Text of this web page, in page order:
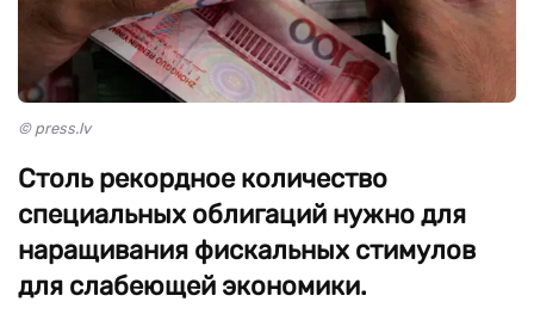
© press.lv
Столь рекордное количество
специальных облигаций нужно для
наращивания фискальных стимулов
для слабеющей экономики.